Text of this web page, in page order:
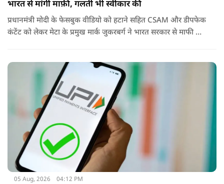
भारत से मांगी माफ़ी, गलती भी स्वीकार की
प्रधानमंत्री मोदी के फेसबुक वीडियो को हटाने सहित CSAM और डीपफेक
कंटेंट को लेकर मेटा के प्रमुख मार्क जुकरबर्ग ने भारत सरकार से माफी मांग
05 Aug, 2026 04:12 PM